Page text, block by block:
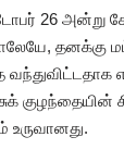
26 அன்று
தனக்கு
உருவானது.